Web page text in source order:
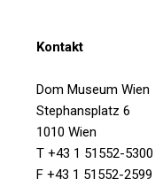
Kontakt
Dom Museum Wien
Stephansplatz 6
1010 Wien
T +43 1 51552-5300
F +43 1 51552-2599